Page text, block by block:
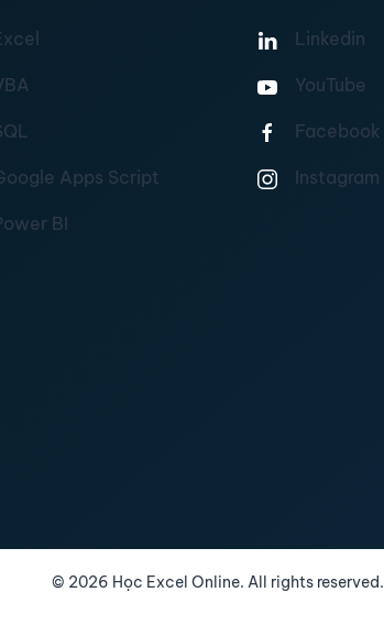
Apps Script
BI
Linkedin
YouTube
Facebook
Instagram
© 2026 Học Excel Online. All rights reserved.